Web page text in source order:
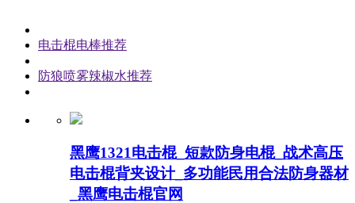
电击棍电棒推荐
防狼喷雾辣椒水推荐
黑鹰1321电击棍_短款防身电棍_战术高压
电击棍背夹设计_多功能民用合法防身器材
_黑鹰电击棍官网